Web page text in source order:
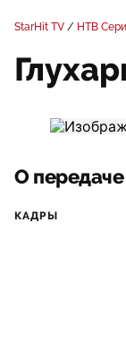
StarHit TV НТВ
О передаче
КАДРЫ